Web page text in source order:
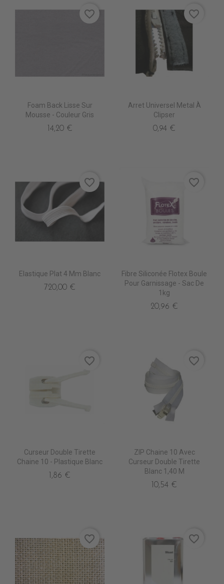
Foam Back Lisse Sur
Mousse - Couleur Gris
14,20 €
favorite_border
Arret Universel Metal À
Clipser
0,94 €
favorite_border
Elastique Plat 4 Mm Blanc
720,00 €
favorite_border
Fibre Siliconée Flotex Boule
Pour Garnissage - Sac De
1kg
20,96 €
favorite_border
Curseur Double Tirette
Chaine 10 - Plastique Blanc
1,86 €
favorite_border
ZIP Chaine 10 Avec
Curseur Double Tirette
Blanc 1,40 M
10,54 €
favorite_border
favorite_border favorite_border